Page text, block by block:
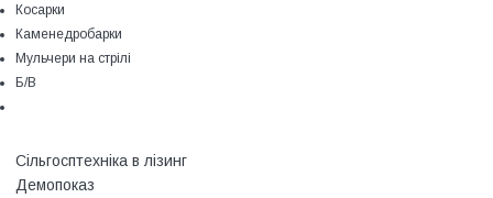
Косарки
Каменедробарки
Мульчери на стрілі
Б/В
Сільгосптехніка в лізинг
Демопоказ